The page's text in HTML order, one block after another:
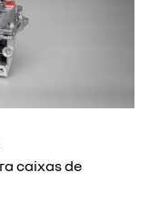
caixas de